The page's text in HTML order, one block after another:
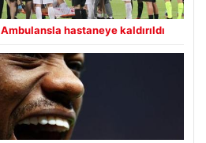
hastaneye kaldırıldı